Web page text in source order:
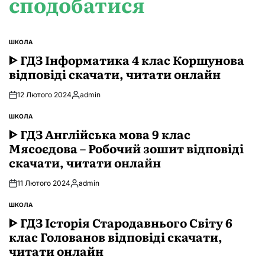
ОПУБЛІКУВАТИ
У
ШКОЛА
ᐈ ГДЗ Інформатика 4 клас Коршунова
відповіді скачати, читати онлайн
12 Лютого 2024Опубліковано
admin
ОПУБЛІКУВАТИ
У
ШКОЛА
ᐈ ГДЗ Англійська мова 9 клас
Мясоєдова – Робочий зошит відповіді
скачати, читати онлайн
11 Лютого 2024Опубліковано
admin
ОПУБЛІКУВАТИ
У
ШКОЛА
ᐈ ГДЗ Історія Стародавнього Свiту 6
клас Голованов відповіді скачати,
читати онлайн